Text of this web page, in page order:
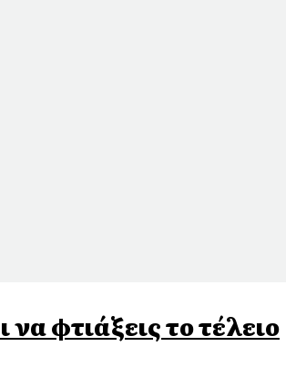
φτιάξεις το τέλειο